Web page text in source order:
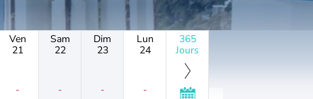
Ven
21
-
Sam
22
-
Dim
23
-
Lun
24
-
365
Jours